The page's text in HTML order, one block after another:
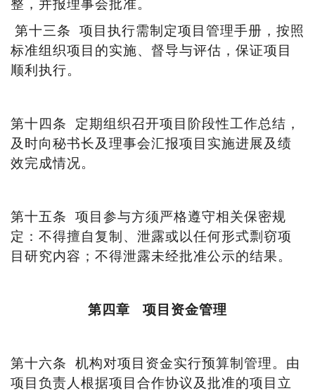
整，并报理事会批准。
第十三条
项目执行需制定项目管理手册，按照
标准组织项目的实施、督导与评估，保证项目
顺利执行。
第十四条
定期组织召开项目阶段性工作总结，
及时向秘书长及理事会汇报项目实施进展及绩
效完成情况。
第十五条
项目参与方须严格遵守相关保密规
定：不得擅自复制、泄露或以任何形式剽窃项
目研究内容；不得泄露未经批准公示的结果。
第四章 项目资金管理
第十六条
机构对项目资金实行预算制管理。由
项目负责人根据项目合作协议及批准的项目立